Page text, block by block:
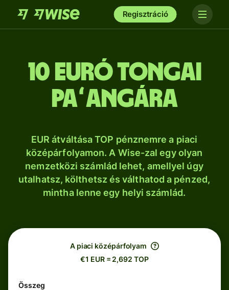
Regisztráció
10 euró tongai
paʻangára
EUR átváltása TOP pénznemre a piaci
középárfolyamon. A Wise-zal egy olyan
nemzetközi számlád lehet, amellyel úgy
utalhatsz, költhetsz és válthatod a pénzed,
mintha lenne egy helyi számlád.
A piaci középárfolyam
€1 EUR = 2,692 TOP
Összeg